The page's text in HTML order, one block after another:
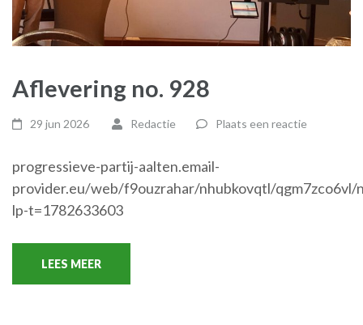
Aflevering no. 928
29 jun 2026 Redactie Plaats een reactie
progressieve-partij-aalten.email-
provider.eu/web/f9ouzrahar/nhubkovqtl/qgm7zco6vl/
lp-t=1782633603
LEES MEER